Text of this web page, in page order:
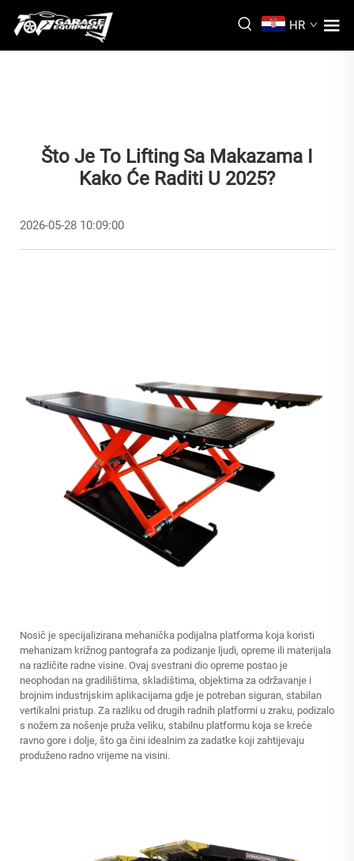
HR
Što Je To Lifting Sa Makazama I
Kako Će Raditi U 2025?
2026-05-28 10:09:00
Nosič je specijalizirana mehanička podijalna platforma koja koristi
mehanizam križnog pantografa za podizanje ljudi, opreme ili materijala
na različite radne visine. Ovaj svestrani dio opreme postao je
neophodan na gradilištima, skladištima, objektima za održavanje i
brojnim industrijskim aplikacijama gdje je potreban siguran, stabilan
vertikalni pristup. Za razliku od drugih radnih platformi u zraku, podizalo
s nožem za nošenje pruža veliku, stabilnu platformu koja se kreće
ravno gore i dolje, što ga čini idealnim za zadatke koji zahtijevaju
produženo radno vrijeme na visini.